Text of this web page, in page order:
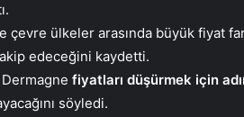
çevre ülkeler arasında büyük fiyat
edeceğini kaydetti.
fiyatları düşürmek için
söyledi.